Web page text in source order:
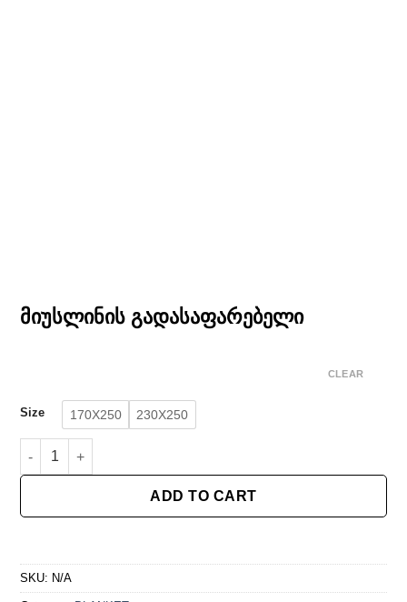
მიუსლინის გადასაფარებელი
Size 170X250 230X250
CLEAR
მიუსლინის გადასაფარებელი quantity
ADD TO CART
SKU: N/A